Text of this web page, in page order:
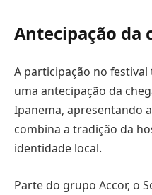
Antecipação da
A participação no
uma antecipação da
Ipanema, apresentando
combina a tradição da
identidade local.
Parte do grupo Accor, o